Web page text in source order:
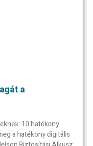
a
10 hatékony
a hatékony digitális